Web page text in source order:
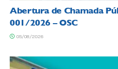
Abertura de Chamada
001/2026 – OSC
05/08/2026